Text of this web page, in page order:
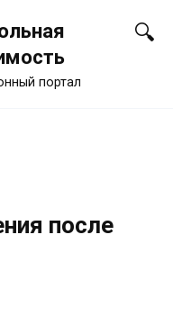
портал
после